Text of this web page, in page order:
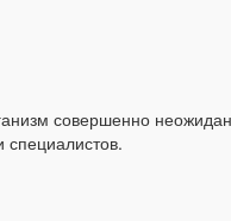
совершенно